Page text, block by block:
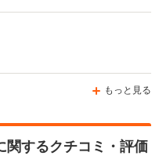
7.6～11.4km/L
└市街地:4.8～
9.6km/L
8.3～
└市街地
7.5km/L
もっと見る
関するクチコミ・評価